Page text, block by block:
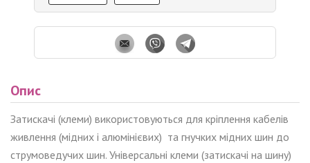
Опис
Затискачі (клеми) використовуються для кріплення кабелів
живлення (мідних і алюмінієвих) та гнучких мідних шин до
струмоведучих шин. Універсальні клеми (затискачі на шину)